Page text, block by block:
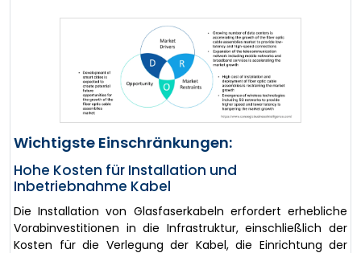
Wichtigste Einschränkungen:
Hohe Kosten für Installation und
Inbetriebnahme Kabel
Die Installation von Glasfaserkabeln erfordert erhebliche
Vorabinvestitionen in die Infrastruktur, einschließlich der
Kosten für die Verlegung der Kabel, die Einrichtung der